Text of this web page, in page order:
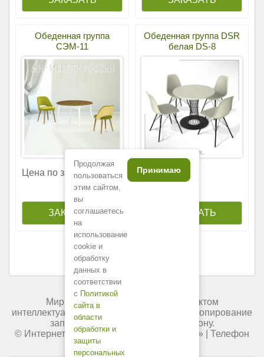
Обеденная группа
СЭМ-11
Цена по запросу
Обеденная группа DSR
белая DS-8
58 500р.
Мир мебели России является объектом
интеллектуальной собственности. Любое копирование
запрещено и преследуется по закону.
© Интернет-магазин « Мир мебели России
» | Телефон
+7 (495) 227-84-45.
Продолжая
пользоваться
этим сайтом,
вы
соглашаетесь
на
использование
cookie и
обработку
данных в
соответствии
с Политикой
сайта в
области
обработки и
защиты
персональных
Принимаю